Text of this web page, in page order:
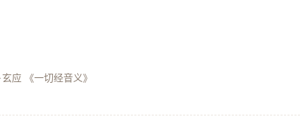
玄应 《一切经音义》